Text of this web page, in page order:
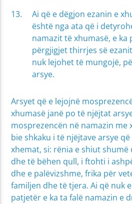
Ai që e dëgjon ezanin e
është nga ata që i
namazit të xhumasë, e ka
përgjigjet thirrjes së
nuk lejohet të mungojë,
arsye.
Arsyet që e lejojnë
xhumasë janë po të njëjtat
mosprezencën në namazin me
bie shkaku i të njëjtave arsye
xhemat, si: rënia e shiut
dhe të bëhen qull, i ftohti i
dhe e palëvizshme, frika për
familjen dhe të tjera. Ai që nuk
patjetër e ka ta falë namazin e